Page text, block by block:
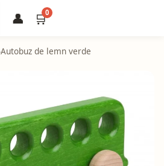
👤 🛒0
Autobuz de lemn verde